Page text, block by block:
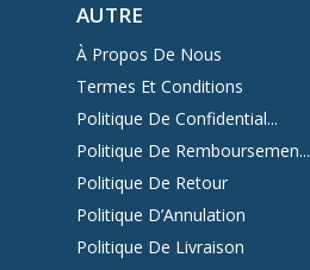
AUTRE
À Propos De Nous
Termes Et Conditions
Politique De Confidential...
Politique De Remboursemen...
Politique De Retour
Politique D’Annulation
Politique De Livraison